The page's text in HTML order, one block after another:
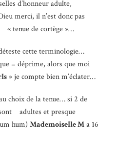
d’honneur adulte,
merci, il n’est donc pas
« tenue de cortège »…
cette terminologie…
= déprime, alors que moi
» je compte bien m’éclater…
choix de la tenue… si 2 de
adultes et presque
hum) Mademoiselle Ma 16